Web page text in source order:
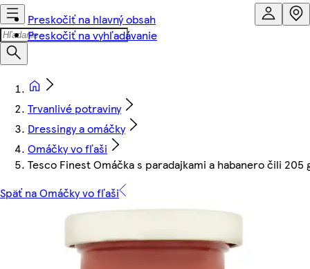
Preskočiť na hlavný obsah
Preskočiť na vyhľadávanie
Trvanlivé potraviny
Dressingy a omáčky
Omáčky vo fľaši
Tesco Finest Omáčka s paradajkami a habanero čili 205
Späť na Omáčky vo fľaši